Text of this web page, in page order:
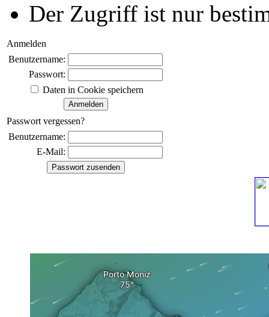
Der Zugriff ist nur
Anmelden
Benutzername:
Passwort:
Daten in Cookie speichern
Passwort vergessen?
Benutzername:
E-Mail: